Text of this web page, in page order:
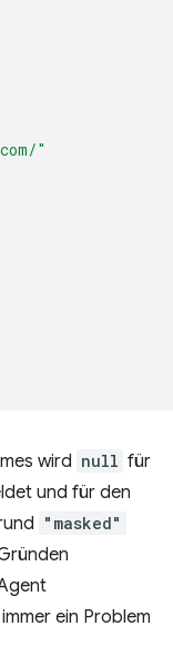
"
wird null für
und für den
"masked"
ein Problem